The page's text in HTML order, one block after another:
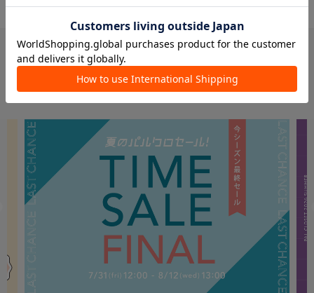
PICK UP